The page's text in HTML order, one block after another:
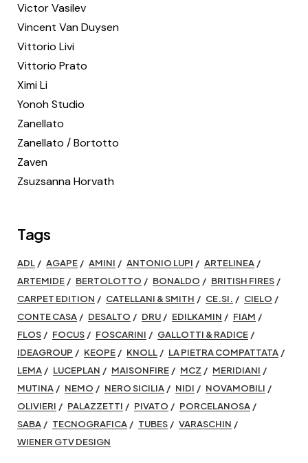
Victor Vasilev
Vincent Van Duysen
Vittorio Livi
Vittorio Prato
Ximi Li
Yonoh Studio
Zanellato
Zanellato / Bortotto
Zaven
Zsuzsanna Horvath
Tags
ADL AGAPE AMINI ANTONIO LUPI
ARTELINEA
ARTEMIDE
BERTOLOTTO BONALDO
BRITISH FIRES
CARPET EDITION
CATELLANI & SMITH CE.SI.
CIELO
CONTE CASA
DESALTO DRU EDILKAMIN
FIAM
FLOS
FOCUS FOSCARINI
GALLOTTI & RADICE
IDEAGROUP
KEOPE KNOLL
LA PIETRA COMPATTATA
LEMA
LUCEPLAN MAISONFIRE MCZ
MERIDIANI
MUTINA
NEMO NERO SICILIA NIDI
NOVAMOBILI
OLIVIERI
PALAZZETTI PIVATO
PORCELANOSA
SABA
TECNOGRAFICA TUBES
VARASCHIN
WIENER GTV DESIGN